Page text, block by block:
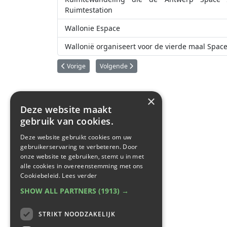
Ruimtestation
Wallonie Espace
Wallonië organiseert voor de vierde maal
Vorig artikel: België ondertekent Artemis-akkoorden
Vorige Volgende artikel: Koning Filip op bezoek bij
Volgende
×
Deze website maakt
gebruik van cookies.
Deze website gebruikt cookies om uw
gebruikerservaring te verbeteren. Door
onze website te gebruiken, stemt u in met
alle cookies in overeenstemming met ons
Cookiebeleid. Lees verder
SHOW ALL PARTNERS (1913) →
STRIKT NOODZAKELIJK